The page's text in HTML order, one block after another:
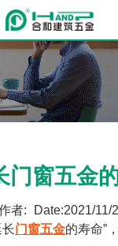
门窗五金
者:
Date:2021/11/
门窗五金的寿命”